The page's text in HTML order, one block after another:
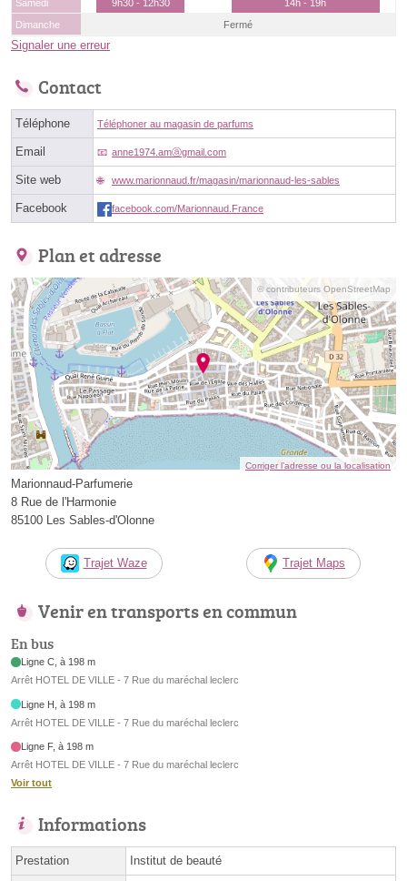
Samedi
9h30 - 12h30
14h - 19h
Dimanche
Fermé
Signaler une erreur
Contact
Téléphone Téléphoner au magasin de parfums
Email anne1974.amⓐgmail.com
Site web www.marionnaud.fr/magasin/marionnaud-les-sables
Facebook facebook.com/Marionnaud.France
Plan et adresse
© contributeurs OpenStreetMap
Corriger l’adresse ou la localisation
Marionnaud-Parfumerie
8 Rue de l'Harmonie
85100 Les Sables-d'Olonne
Trajet Waze Trajet Maps
Venir en transports en commun
En bus
Ligne C, à 198 m
Arrêt HOTEL DE VILLE - 7 Rue du maréchal leclerc
Ligne H, à 198 m
Arrêt HOTEL DE VILLE - 7 Rue du maréchal leclerc
Ligne F, à 198 m
Arrêt HOTEL DE VILLE - 7 Rue du maréchal leclerc
Voir tout
Informations
Prestation Institut de beauté